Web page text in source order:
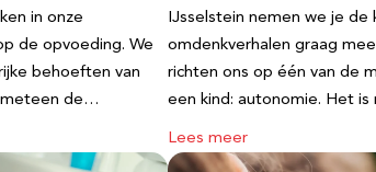
in onze
de opvoeding. We
behoeften van
meteen de…
IJsselstein nemen we je de
omdenkverhalen graag
richten ons op één van de
een kind: autonomie. Het
Lees meer